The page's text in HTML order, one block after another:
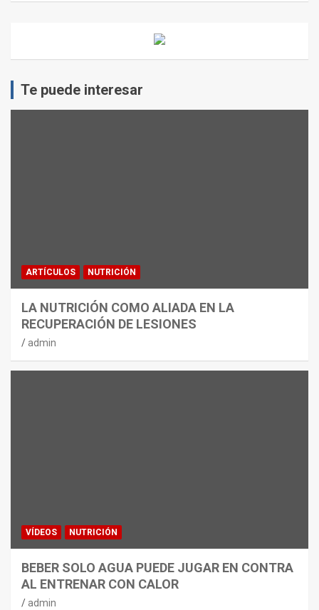
Te puede interesar
ARTÍCULOS NUTRICIÓN
LA NUTRICIÓN COMO ALIADA EN LA
RECUPERACIÓN DE LESIONES
admin
VÍDEOS NUTRICIÓN
BEBER SOLO AGUA PUEDE JUGAR EN CONTRA
AL ENTRENAR CON CALOR
admin